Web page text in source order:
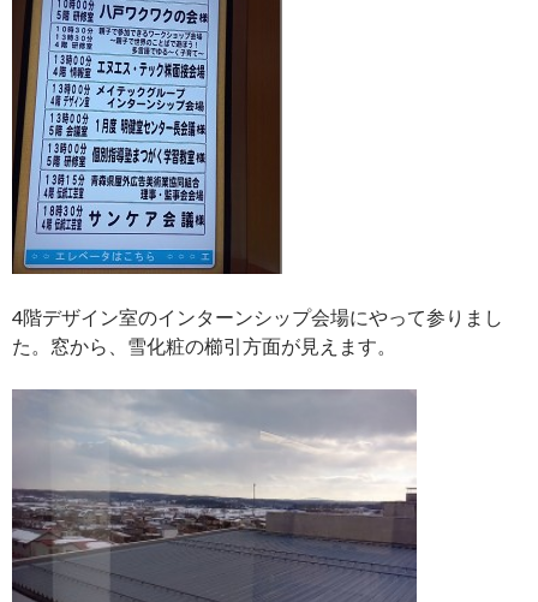
4階デザイン室のインターンシップ会場にやって参りまし
た。窓から、雪化粧の櫛引方面が見えます。